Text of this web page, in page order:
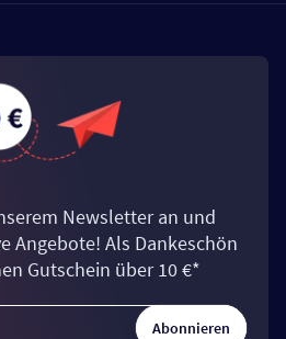
Newsletter an und
Angebote! Als Dankeschön
Gutschein über 10 €*
Abonnieren